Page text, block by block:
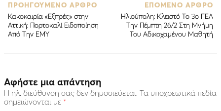
ΠΡΟΗΓΟΥΜΕΝΟ ΑΡΘΡΟ
Κακοκαιρία «Εξπρές» στην
Αττική: Πορτοκαλί Ειδοποίηση
Από Την ΕΜΥ
ΕΠΟΜΕΝΟ ΑΡΘΡΟ
Hλιούπολη: Κλειστό Το 3ο ΓΕΛ
Την Πέμπτη 26/2 Στη Μνήμη
Του Αδικοχαμένου Μαθητή
Αφήστε μια απάντηση
Η ηλ. διεύθυνση σας δεν δημοσιεύεται. Τα υποχρεωτικά πεδία
σημειώνονται με *